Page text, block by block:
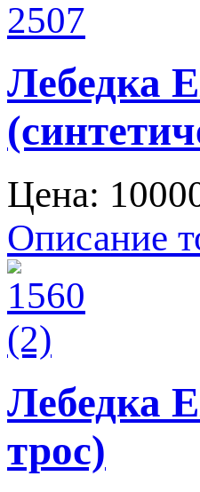
Лебедка
Цена:
Описание
Лебедка
трос)